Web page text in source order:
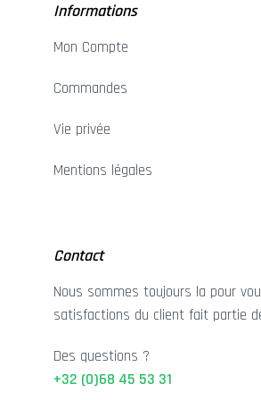
Informations
Mon Compte
Commandes
Vie privée
Mentions légales
Contact
Nous sommes toujours la pour
satisfactions du client fait partie
Des questions ?
+32 (0)68 45 53 31